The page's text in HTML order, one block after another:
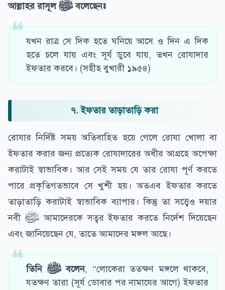
আল্লাহর রাসূলﷺ বলেছেনঃ
যখন রাত্র সে দিক হতে ঘনিয়ে আসে ও দিন এ দিক
হতে চলে যায় এবং সূর্য ডুবে যায়, তখন রোযাদার
ইফতার করবে। (সহীহ বুখারী ১৯৫৪)
৭. ইফতার তাড়াতাড়ি করা
রোযার নির্দিষ্ট সময় অতিবাহিত হয়ে গেলে রোযা খোলা বা
ইফতার করার জন্য প্রত্যেক রোযাদারের অধীর আগ্রহে অপেক্ষা
করাটাই স্বাভাবিক। আর সেই সময় যে তার রোযা পূর্ণ করতে
পারে প্রকৃতিগতভাবে সে খুশী হয়। অতএব ইফতার করতে
তাড়াতাড়ি করাটাই স্বাভাবিক ব্যাপার। কিন্তু তা সত্ত্বেও দয়ার
নবী ﷺ আমাদেরকে সত্বর ইফতার করতে নির্দেশ দিয়েছেন
এবং জানিয়েছেন যে, তাতে আমাদের মঙ্গল আছে।
তিনি ﷺ বলেন, ‘‘লোকেরা ততক্ষণ মঙ্গলে থাকবে,
যতক্ষণ তারা (সূর্য ডোবার পর নামাযের আগে) ইফতার